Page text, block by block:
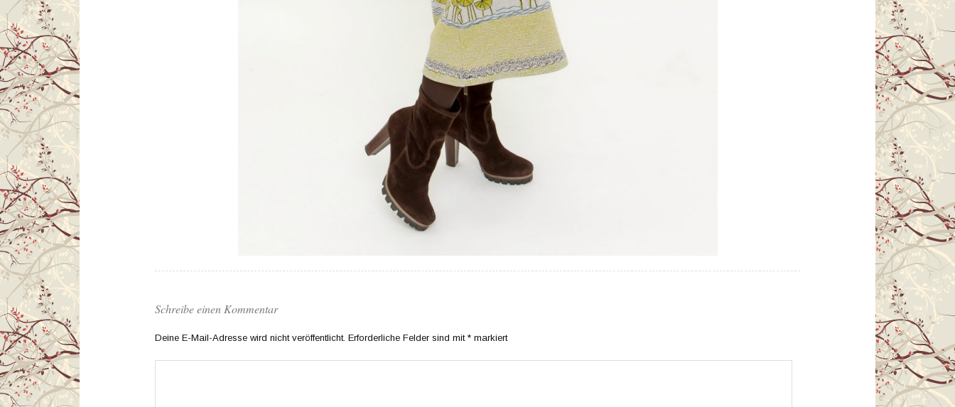
Schreibe einen Kommentar
Deine E-Mail-Adresse wird nicht veröffentlicht. Erforderliche Felder sind mit * markiert